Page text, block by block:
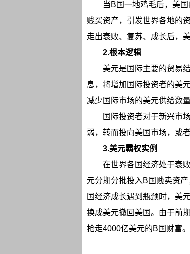
当B国一地鸡毛后，美
贱买资产，引发世界各地的
走出衰败、复苏、成长后，
2.根本逻辑
美元是国际主要的贸易
息，将增加国际投资者的美
减少国际市场的美元供给数量
国际投资者对于新兴市
弱，转而投向美国市场，或
3.美元霸权实例
在世界各国经济处于衰
元分期分批投入B国贱卖资
国经济成长遇到瓶颈时，美
换成美元撤回美国。由于前
抢走4000亿美元的B国财富